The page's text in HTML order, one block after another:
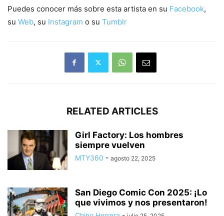
Puedes conocer más sobre esta artista en su Facebook,
su Web, su Instagram o su Tumblr
RELATED ARTICLES
Girl Factory: Los hombres
siempre vuelven
MTY360 - agosto 22, 2025
San Diego Comic Con 2025: ¡Lo
que vivimos y nos presentaron!